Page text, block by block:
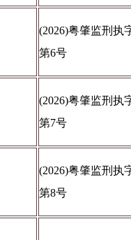
(2026)粤肇监刑执
第6号
(2026)粤肇监刑执
第7号
(2026)粤肇监刑执
第8号